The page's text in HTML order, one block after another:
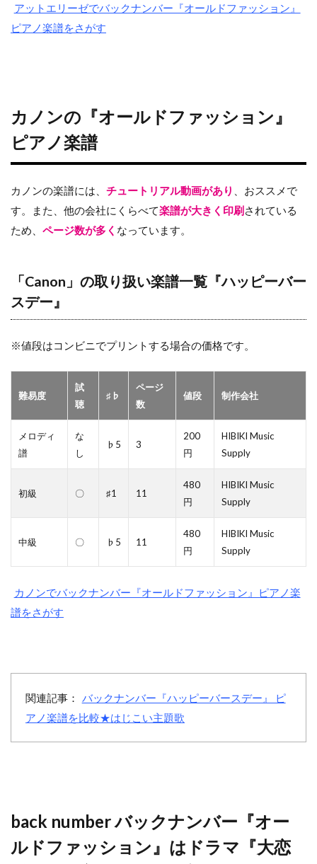
アットエリーゼでバックナンバー『オールドファッション』
ピアノ楽譜をさがす
カノンの『オールドファッション』
ピアノ楽譜
カノンの楽譜には、 チュートリアル動画があり
、おススメで
す。また、他の会社にくらべて楽譜が大きく印刷されている
ため、 ページ数が多く なっています。
「Canon」の取り扱い楽譜一覧『ハッピーバー
スデー』
※値段はコンビニでプリントする場合の価格です。
難易度
試
聴
♯♭
ページ
数
値段 制作会社
メロディ
譜
な
し
♭5 3
200
円
HIBIKI Music
Supply
初級 〇 ♯1 11
480
円
HIBIKI Music
Supply
中級 〇 ♭5 11
480
円
HIBIKI Music
Supply
カノンでバックナンバー『オールドファッション』ピアノ楽
譜をさがす
関連記事：
バックナンバー『ハッピーバースデー』 ピ
アノ楽譜を比較★はじこい主題歌
back number バックナンバー『オー
ルドファッション』はドラマ『大恋